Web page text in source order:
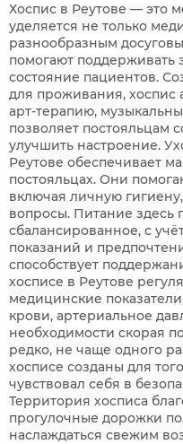
Хоспис в Реутове — это
уделяется не только
разнообразным
помогают поддерживать
состояние пациентов.
для проживания, хоспис
арт-терапию,
позволяет постояльцам
улучшить настроение.
Реутове обеспечивает
постояльцах. Они
включая личную
вопросы. Питание здесь
сбалансированное, с
показаний и
способствует
хосписе в Реутове
медицинские
крови, артериальное
необходимости скорая
редко, не чаще одного
хосписе созданы для
чувствовал себя в
Территория хосписа
прогулочные дорожки
наслаждаться свежим